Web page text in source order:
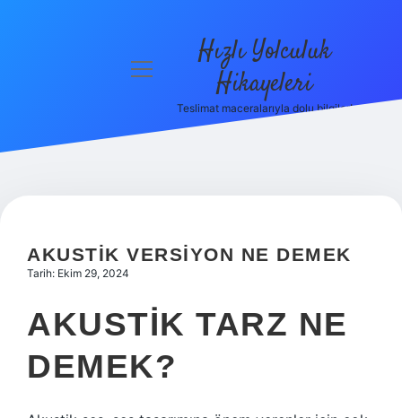
Hakkımızda
menüyü
Hızlı Yolculuk
Hikayeleri
Teslimat maceralarıyla dolu bilgiler!
AKUSTIK VERSIYON NE DEMEK
Tarih: Ekim 29, 2024
AKUSTIK TARZ NE
DEMEK?